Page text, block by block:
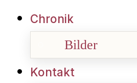
Chronik
Bilder
Kontakt